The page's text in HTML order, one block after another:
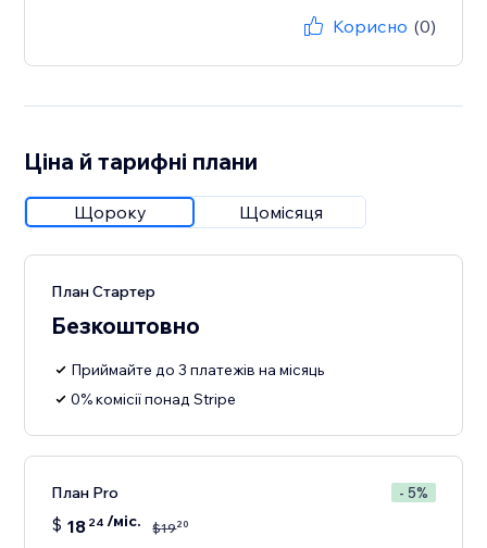
Корисно (0)
Ціна й тарифні плани
Щороку Щомісяця
План Стартер
Безкоштовно
Приймайте до 3 платежів на місяць
0% комісії понад Stripe
План Pro - 5%
$ 18 24 /міс. $1920